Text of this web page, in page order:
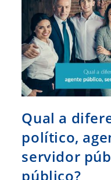
Qual a
político,
servidor
público?